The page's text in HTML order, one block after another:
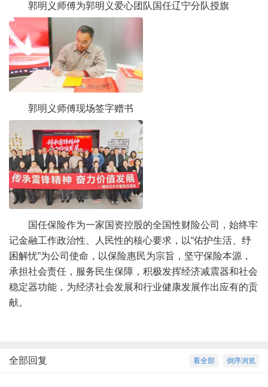
郭明义师傅为郭明义爱心团队国任辽宁分队授旗
郭明义师傅现场签字赠书
国任保险作为一家国资控股的全国性财险公司，始终牢
记金融工作政治性、人民性的核心要求，以“佑护生活、纾
困解忧”为公司使命，以保险惠民为宗旨，坚守保险本源，
承担社会责任，服务民生保障，积极发挥经济减震器和社会
稳定器功能，为经济社会发展和行业健康发展作出应有的贡
献。
倒序浏览
看全部
全部回复